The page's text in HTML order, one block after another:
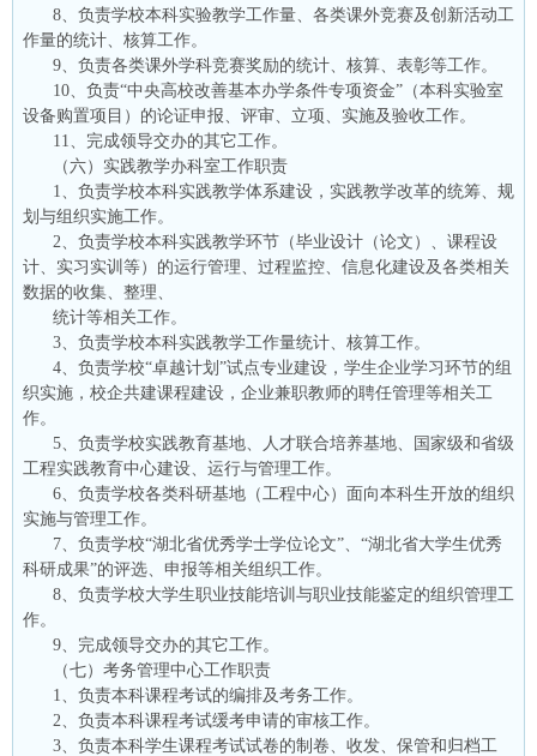
8、负责学校本科实验教学工作量、各类课外竞赛及创新活动工
作量的统计、核算工作。
9、负责各类课外学科竞赛奖励的统计、核算、表彰等工作。
10、负责“中央高校改善基本办学条件专项资金”（本科实验室
设备购置项目）的论证申报、评审、立项、实施及验收工作。
11、完成领导交办的其它工作。
（六）实践教学办科室工作职责
1、负责学校本科实践教学体系建设，实践教学改革的统筹、规
划与组织实施工作。
2、负责学校本科实践教学环节（毕业设计（论文）、课程设
计、实习实训等）的运行管理、过程监控、信息化建设及各类相关
数据的收集、整理、
统计等相关工作。
3、负责学校本科实践教学工作量统计、核算工作。
4、负责学校“卓越计划”试点专业建设，学生企业学习环节的组
织实施，校企共建课程建设，企业兼职教师的聘任管理等相关工
作。
5、负责学校实践教育基地、人才联合培养基地、国家级和省级
工程实践教育中心建设、运行与管理工作。
6、负责学校各类科研基地（工程中心）面向本科生开放的组织
实施与管理工作。
7、负责学校“湖北省优秀学士学位论文”、“湖北省大学生优秀
科研成果”的评选、申报等相关组织工作。
8、负责学校大学生职业技能培训与职业技能鉴定的组织管理工
作。
9、完成领导交办的其它工作。
（七）考务管理中心工作职责
1、负责本科课程考试的编排及考务工作。
2、负责本科课程考试缓考申请的审核工作。
3、负责本科学生课程考试试卷的制卷、收发、保管和归档工